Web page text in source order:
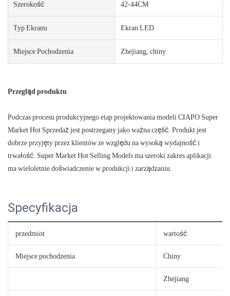
Szerokość 42-44CM
Typ Ekranu Ekran LED
Miejsce Pochodzenia Zhejiang, chiny
Przegląd produktu
Podczas procesu produkcyjnego etap projektowania modeli CIAPO Super
Market Hot Sprzedaż jest postrzegany jako ważna część. Produkt jest
dobrze przyjęty przez klientów ze względu na wysoką wydajność i
trwałość. Super Market Hot Selling Models ma szeroki zakres aplikacji.
ma wieloletnie doświadczenie w produkcji i zarządzaniu.
Specyfikacja
przedmiot wartość
Miejsce pochodzenia Chiny
Zhejiang